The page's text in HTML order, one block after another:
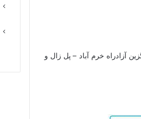
آزادراه خرم آباد – پل زال و